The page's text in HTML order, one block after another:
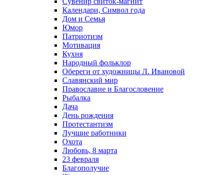
Календари, Символ года
Дом и Семья
Юмор
Патриотизм
Мотивация
Кухня
Народный фольклор
Обереги от художницы Л. Ивановой
Славянский мир
Православие и Благословение
Рыбалка
Дача
День рождения
Протестантизм
Лучшие работники
Охота
Любовь, 8 марта
23 февраля
Благополучие